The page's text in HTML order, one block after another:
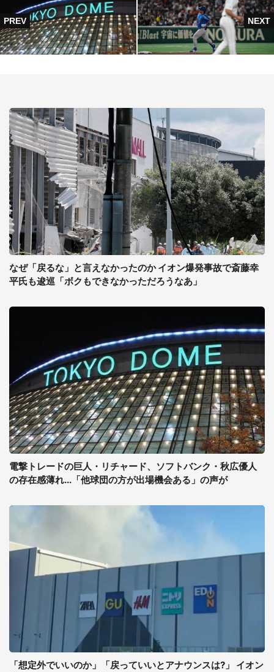
なぜ「戻るな」と言えなかったのか イオン爆発事故で斎藤幸
平氏も逡巡「ボクもできなかっただろうなあ」
電撃トレードの巨人・リチャード、ソフトバンク・秋広優人
の存在感薄れ...「他球団の方が出場機会ある」の声が
「想定外でいいのか」「戻っていいとアナウンスは?」 イオン